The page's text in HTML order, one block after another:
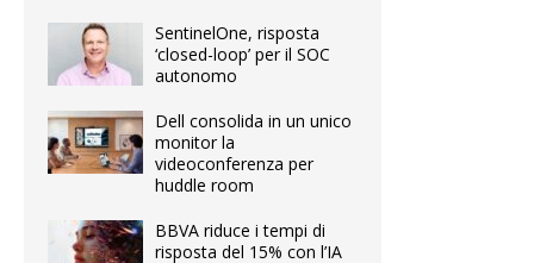
SentinelOne, risposta
‘closed-loop’ per il SOC
autonomo
Dell consolida in un unico
monitor la
videoconferenza per
huddle room
BBVA riduce i tempi di
risposta del 15% con l’IA